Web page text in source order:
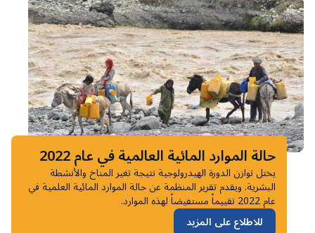
حالة الموارد المائية العالمية في عام 2022
يختل توازن الدورة الهيدرولوجية نتيجة تغير المناخ والأنشطة
البشرية. ويقدم تقرير المنظمة عن حالة الموارد المائية العلمية في
عام 2022 تقييماً مستفيضاً لهذه الموارد.
للاطلاع على المزيد